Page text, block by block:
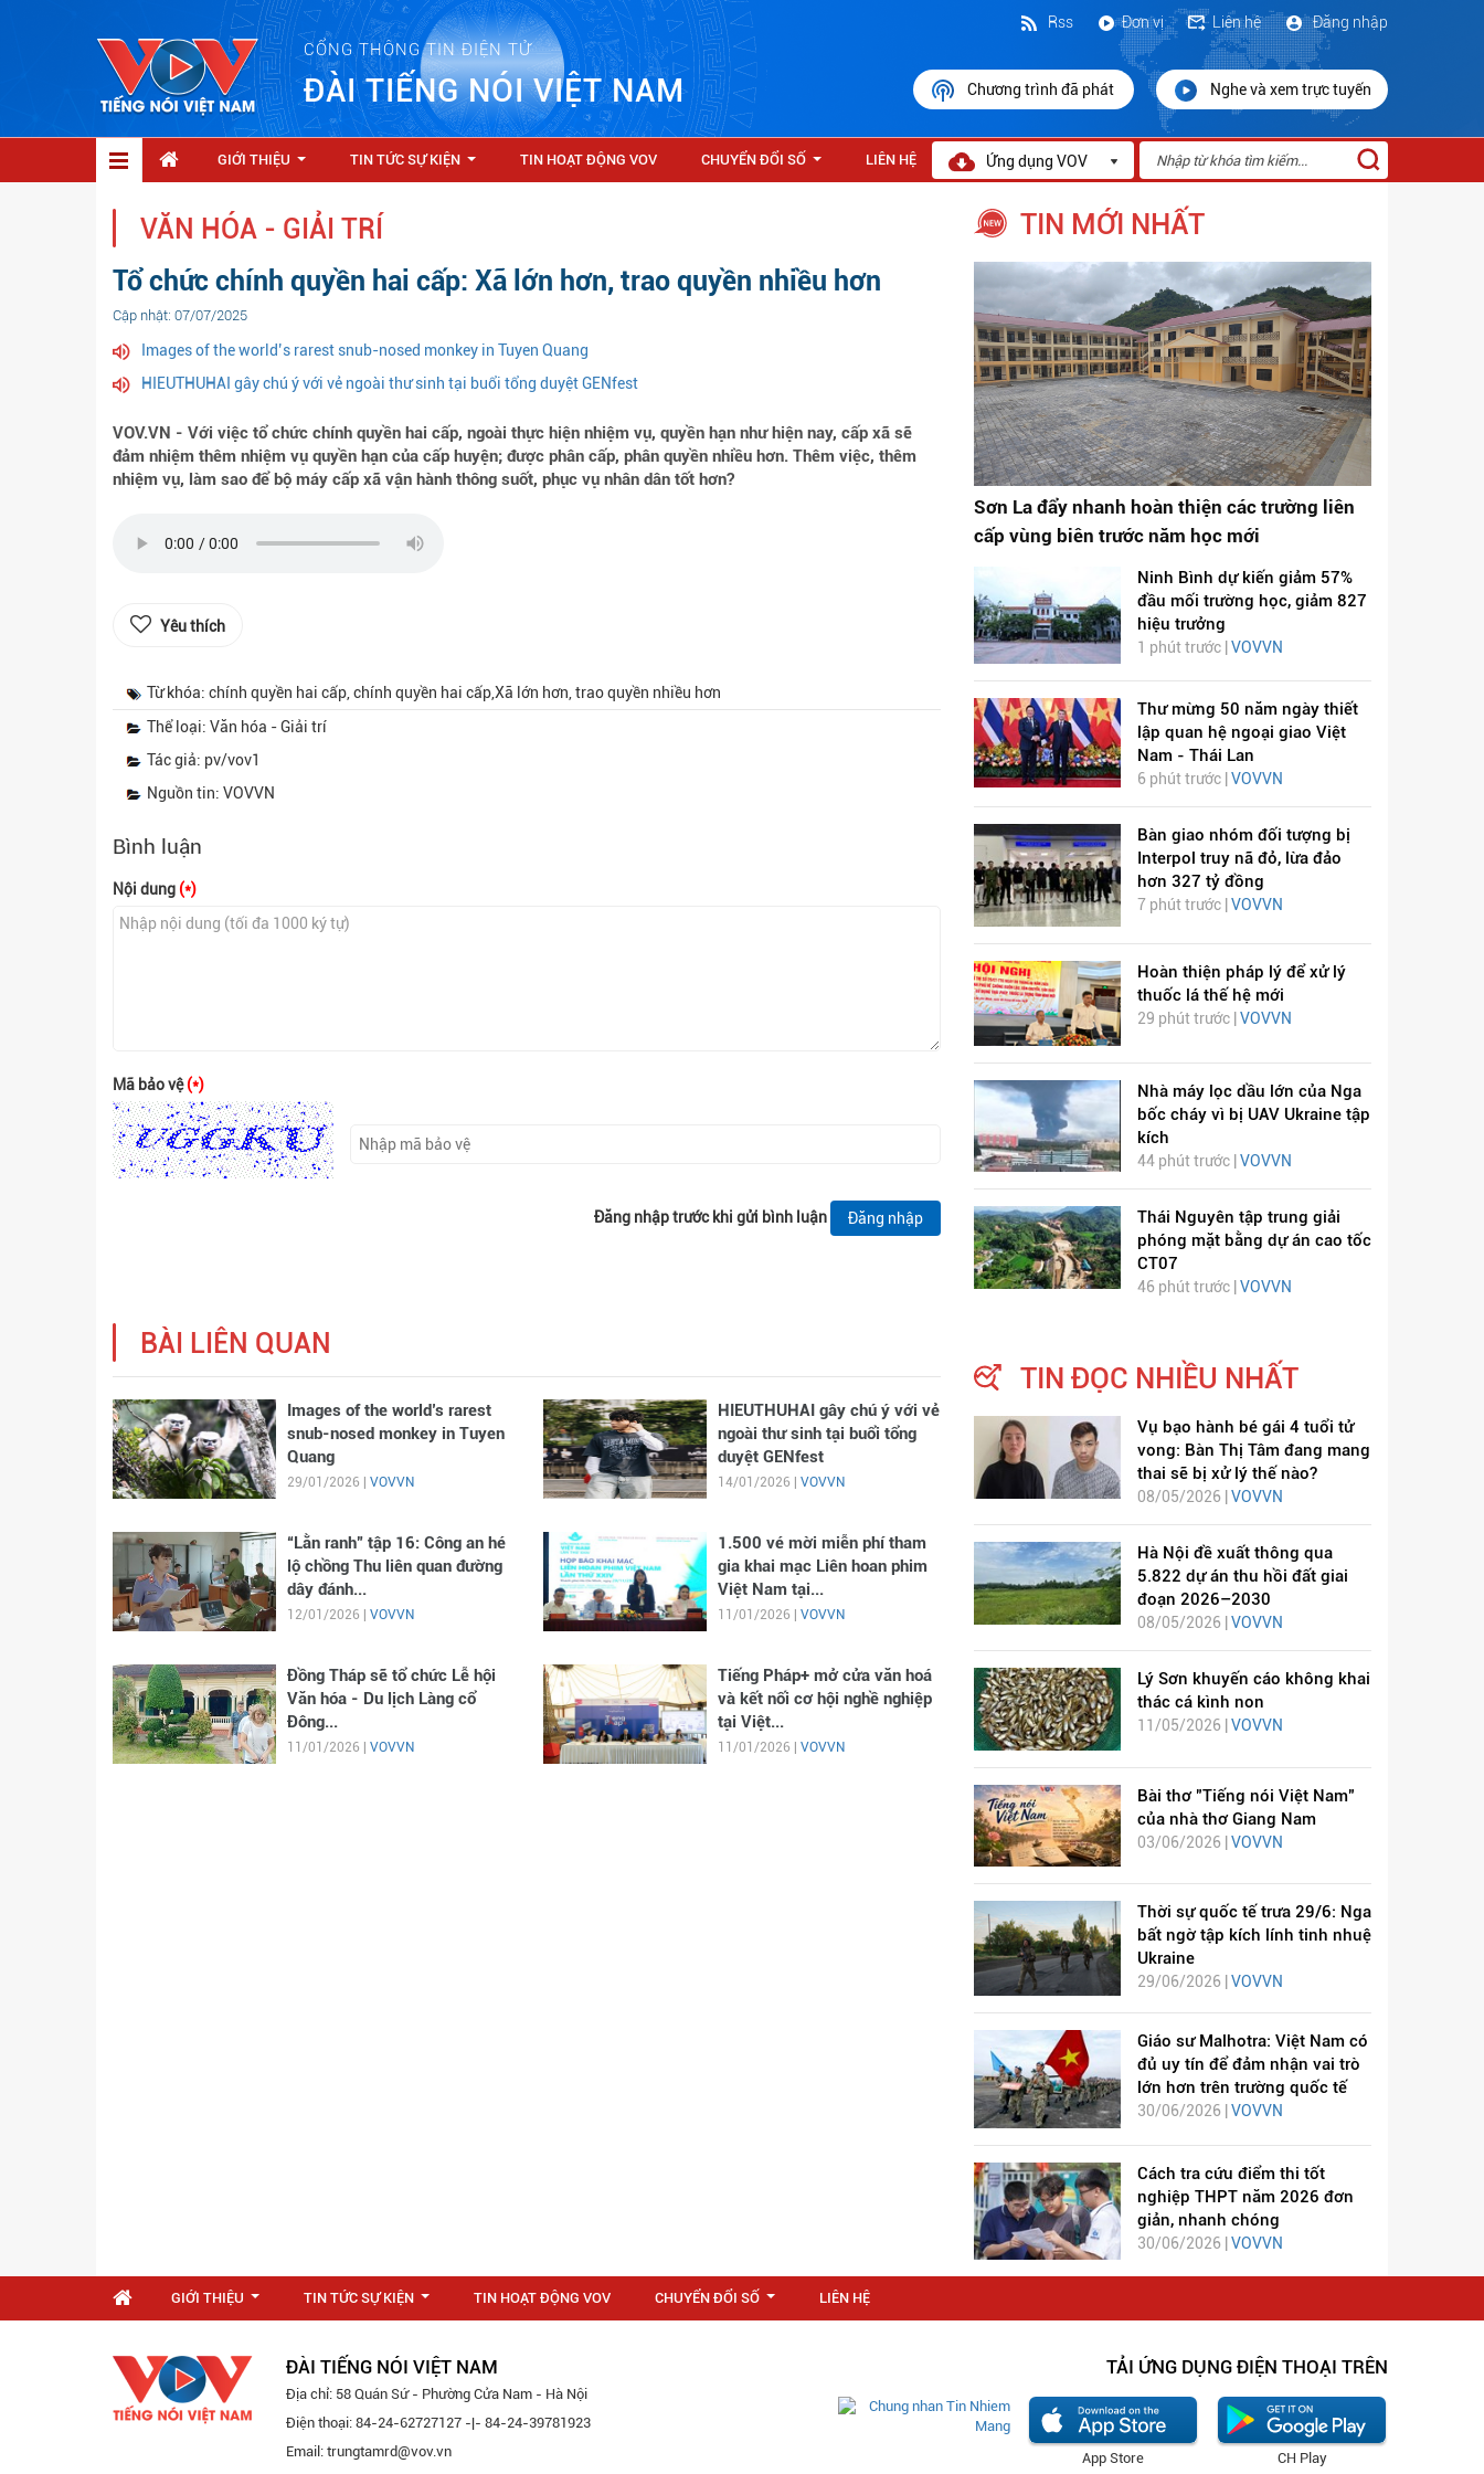
CỔNG THÔNG TIN ĐIỆN TỬ
ĐÀI TIẾNG NÓI VIỆT NAM
Đăng nhập
Liên hệ
Đơn vị
Rss
Chương trình đã phát Nghe và xem trực tuyến
GIỚI THIỆU TIN TỨC SỰ KIỆN TIN HOẠT ĐỘNG VOV CHUYỂN ĐỔI SỐ LIÊN HỆ Ứng dụng VOV
VĂN HÓA - GIẢI TRÍ
Tổ chức chính quyền hai cấp: Xã lớn hơn, trao quyền nhiều hơn
Cập nhật: 07/07/2025
Images of the world’s rarest snub-nosed monkey in Tuyen Quang
HIEUTHUHAI gây chú ý với vẻ ngoài thư sinh tại buổi tổng duyệt GENfest
VOV.VN - Với việc tổ chức chính quyền hai cấp, ngoài thực hiện nhiệm vụ, quyền hạn như hiện nay, cấp xã sẽ
đảm nhiệm thêm nhiệm vụ quyền hạn của cấp huyện; được phân cấp, phân quyền nhiều hơn. Thêm việc, thêm
nhiệm vụ, làm sao để bộ máy cấp xã vận hành thông suốt, phục vụ nhân dân tốt hơn?
Yêu thích
Từ khóa: chính quyền hai cấp, chính quyền hai cấp,Xã lớn hơn, trao quyền nhiều hơn
Thể loại: Văn hóa - Giải trí
Tác giả: pv/vov1
Nguồn tin: VOVVN
Bình luận
Nội dung (*)
Mã bảo vệ(*)
Đăng nhập trước khi gửi bình luận Đăng nhập
BÀI LIÊN QUAN
Images of the world’s rarest
snub-nosed monkey in Tuyen
Quang
29/01/2026 | VOVVN
HIEUTHUHAI gây chú ý với vẻ
ngoài thư sinh tại buổi tổng
duyệt GENfest
14/01/2026 | VOVVN
“Lằn ranh” tập 16: Công an hé
lộ chồng Thu liên quan đường
dây đánh...
12/01/2026 | VOVVN
1.500 vé mời miễn phí tham
gia khai mạc Liên hoan phim
Việt Nam tại...
11/01/2026 | VOVVN
Đồng Tháp sẽ tổ chức Lễ hội
Văn hóa - Du lịch Làng cổ
Đông...
11/01/2026 | VOVVN
Tiếng Pháp+ mở cửa văn hoá
và kết nối cơ hội nghề nghiệp
tại Việt...
11/01/2026 | VOVVN
TIN MỚI NHẤT
Sơn La đẩy nhanh hoàn thiện các trường liên
cấp vùng biên trước năm học mới
Ninh Bình dự kiến giảm 57%
đầu mối trường học, giảm 827
hiệu trưởng
1 phút trước |VOVVN
Thư mừng 50 năm ngày thiết
lập quan hệ ngoại giao Việt
Nam - Thái Lan
6 phút trước | VOVVN
Bàn giao nhóm đối tượng bị
Interpol truy nã đỏ, lừa đảo
hơn 327 tỷ đồng
7 phút trước | VOVVN
Hoàn thiện pháp lý để xử lý
thuốc lá thế hệ mới
29 phút trước | VOVVN
Nhà máy lọc dầu lớn của Nga
bốc cháy vì bị UAV Ukraine tập
kích
44 phút trước | VOVVN
Thái Nguyên tập trung giải
phóng mặt bằng dự án cao tốc
CT07
46 phút trước | VOVVN
TIN ĐỌC NHIỀU NHẤT
Vụ bạo hành bé gái 4 tuổi tử
vong: Bàn Thị Tâm đang mang
thai sẽ bị xử lý thế nào?
08/05/2026 | VOVVN
Hà Nội đề xuất thông qua
5.822 dự án thu hồi đất giai
đoạn 2026–2030
08/05/2026 | VOVVN
Lý Sơn khuyến cáo không khai
thác cá kình non
11/05/2026 | VOVVN
Bài thơ "Tiếng nói Việt Nam"
của nhà thơ Giang Nam
03/06/2026 |VOVVN
Thời sự quốc tế trưa 29/6: Nga
bất ngờ tập kích lính tinh nhuệ
Ukraine
29/06/2026 | VOVVN
Giáo sư Malhotra: Việt Nam có
đủ uy tín để đảm nhận vai trò
lớn hơn trên trường quốc tế
30/06/2026 | VOVVN
Cách tra cứu điểm thi tốt
nghiệp THPT năm 2026 đơn
giản, nhanh chóng
30/06/2026 |VOVVN
GIỚI THIỆU TIN TỨC SỰ KIỆN TIN HOẠT ĐỘNG VOV CHUYỂN ĐỔI SỐ LIÊN HỆ
ĐÀI TIẾNG NÓI VIỆT NAM
Địa chỉ: 58 Quán Sứ - Phường Cửa Nam - Hà Nội
Điện thoại: 84-24-62727127 -|- 84-24-39781923
Email: trungtamrd@vov.vn
TẢI ỨNG DỤNG ĐIỆN THOẠI TRÊN
CH Play
App Store